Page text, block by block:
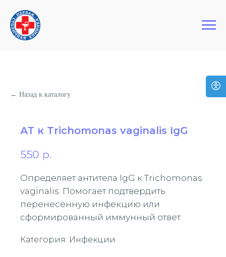
Первая Столичная Клиника
← Назад к каталогу
АТ к Trichomonas vaginalis IgG
550 р.
Определяет антитела IgG к Trichomonas
vaginalis. Помогает подтвердить
перенесённую инфекцию или
сформированный иммунный ответ.
Категория: Инфекции